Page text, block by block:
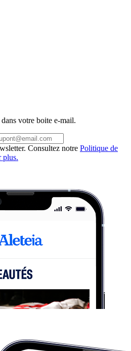
votre boite e-mail.
Consultez notre Politique de
plus.